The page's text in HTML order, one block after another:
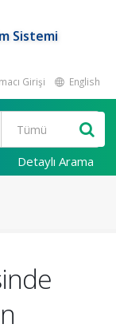
Sistemi
Girişi English
Detaylı Arama